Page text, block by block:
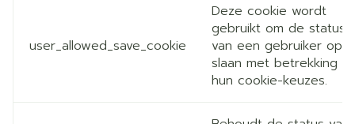
user_allowed_save_cookie
Deze cookie wordt
gebruikt om de status
van een gebruiker op
slaan met betrekking
hun cookie-keuzes.